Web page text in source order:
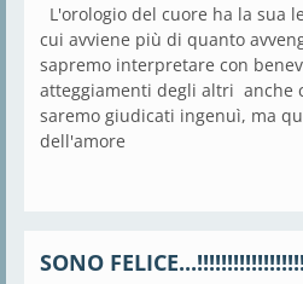
L'orologio del cuore ha la sua
cui avviene più di quanto
sapremo interpretare con
atteggiamenti degli altri anche
saremo giudicati ingenuì, ma
dell'amore
SONO